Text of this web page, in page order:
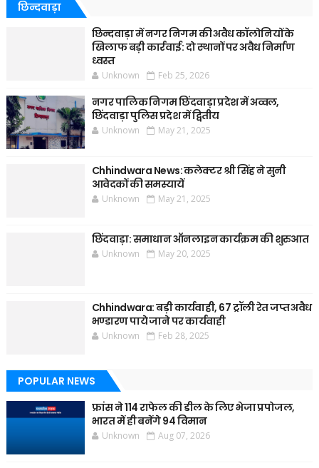
छिन्दवाड़ा
छिन्दवाड़ा में नगर निगम की अवैध कॉलोनियों के
खिलाफ बड़ी कार्रवाई: दो स्थानों पर अवैध निर्माण
ध्वस्त
Unknown Feb 25, 2026
नगर पालिक निगम छिंदवाड़ा प्रदेश में अव्वल,
छिंदवाड़ा पुलिस प्रदेश में द्वितीय
Unknown May 21, 2025
Chhindwara News: कलेक्टर श्री सिंह ने सुनी
आवेदकों की समस्यायें
Unknown May 21, 2025
छिंदवाड़ा: समाधान ऑनलाइन कार्यक्रम की शुरुआत
Unknown May 20, 2025
Chhindwara: बड़ी कार्यवाही, 67 ट्रॉली रेत जप्त अवैध
भण्डारण पाये जाने पर कार्यवाही
Unknown Feb 28, 2025
POPULAR NEWS
फ्रांस ने 114 राफेल की डील के लिए भेजा प्रपोजल,
भारत में ही बनेंगे 94 विमान
Unknown Aug 07, 2026